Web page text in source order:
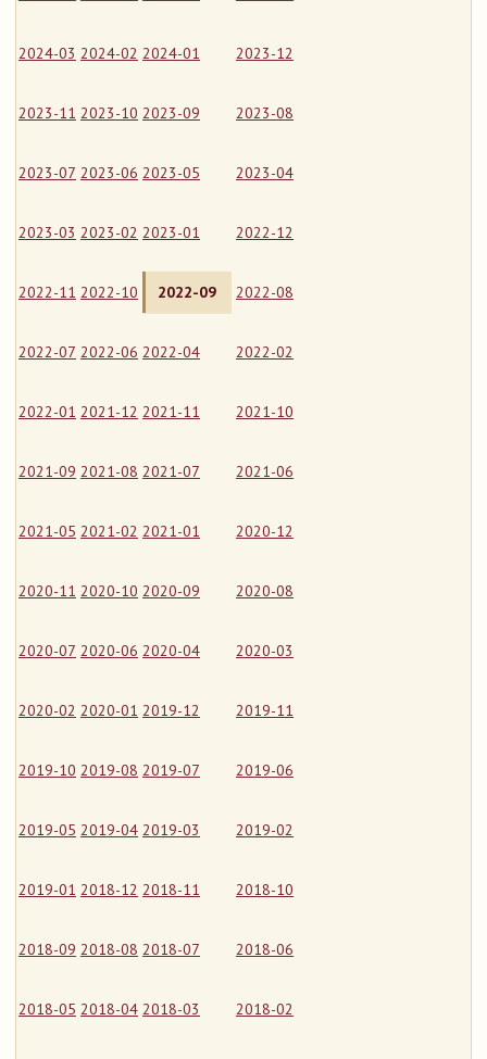
2024-03 2024-02 2024-01 2023-12
2023-11 2023-10 2023-09 2023-08
2023-07 2023-06 2023-05 2023-04
2023-03 2023-02 2023-01 2022-12
2022-11 2022-10 2022-09 2022-08
2022-07 2022-06 2022-04 2022-02
2022-01 2021-12 2021-11 2021-10
2021-09 2021-08 2021-07 2021-06
2021-05 2021-02 2021-01 2020-12
2020-11 2020-10 2020-09 2020-08
2020-07 2020-06 2020-04 2020-03
2020-02 2020-01 2019-12 2019-11
2019-10 2019-08 2019-07 2019-06
2019-05 2019-04 2019-03 2019-02
2019-01 2018-12 2018-11 2018-10
2018-09 2018-08 2018-07 2018-06
2018-05 2018-04 2018-03 2018-02